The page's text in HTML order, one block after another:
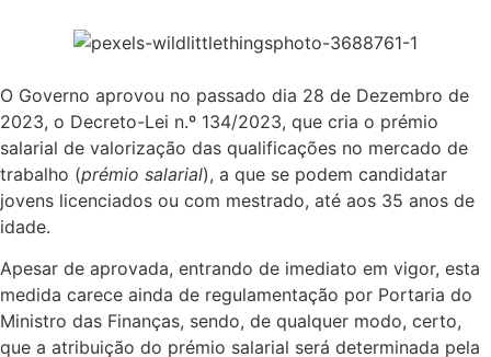
O Governo aprovou no passado dia 28 de Dezembro de
2023, o Decreto-Lei n.º 134/2023, que cria o prémio
salarial de valorização das qualificações no mercado de
trabalho (prémio salarial), a que se podem candidatar
jovens licenciados ou com mestrado, até aos 35 anos de
idade.
Apesar de aprovada, entrando de imediato em vigor, esta
medida carece ainda de regulamentação por Portaria do
Ministro das Finanças, sendo, de qualquer modo, certo,
que a atribuição do prémio salarial será determinada pela